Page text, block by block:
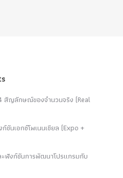
สัญลักษณ์ของจำนวนจริง (Real
ชันเอกซ์โพเนนเชียล (Expo +
ฟังก์ชันการพัฒนาโปรแกรมกับ